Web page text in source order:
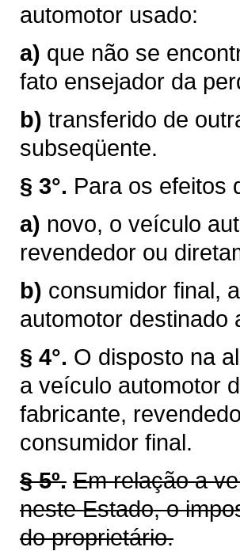
automotor usado:
a) que não se
fato ensejador da
b) transferido de
subseqüente.
§ 3°. Para os efeitos
a) novo, o veículo
revendedor ou
b) consumidor final,
automotor destinado
§ 4°. O disposto na
a veículo automotor
fabricante,
consumidor final.
§ 5º. Em relação a
neste Estado, o
do proprietário.